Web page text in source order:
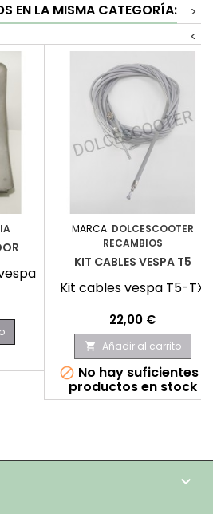
EN LA MISMA CATEGORÍA:
>
<
MARCA: DOLCESCOOTER
RECAMBIOS
KIT CABLES VESPA T5
Kit cables vespa T5-TX
Precio
22,00 €
 Añadir al carrito
 No hay suficientes
productos en stock
